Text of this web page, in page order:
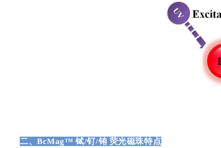
二、BcMag™ 铽/钌/铕 荧光磁珠特点